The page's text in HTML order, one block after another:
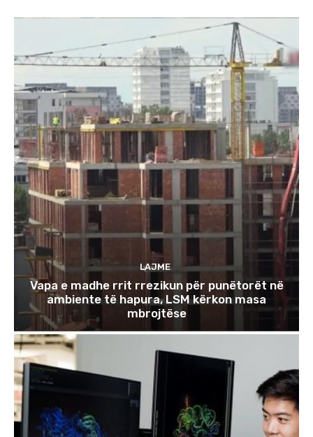
LAJME
Vapa e madhe rrit rrezikun për punëtorët në
ambiente të hapura, LSM kërkon masa
mbrojtëse